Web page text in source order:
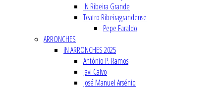
iN Ribeira Grande
Teatro Ribeiragrandense
Pepe Faraldo
ARRONCHES
iN ARRONCHES 2025
António P. Ramos
Javi Calvo
José Manuel Arsénio